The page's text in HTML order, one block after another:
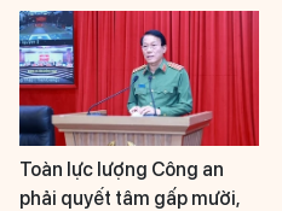
Toàn lực lượng Công an
phải quyết tâm gấp mười,